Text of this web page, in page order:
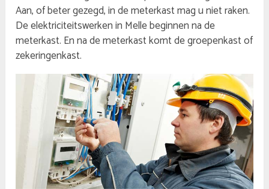
Aan, of beter gezegd, in de meterkast mag u niet raken.
De elektriciteitswerken in Melle beginnen na de
meterkast. En na de meterkast komt de groepenkast of
zekeringenkast.